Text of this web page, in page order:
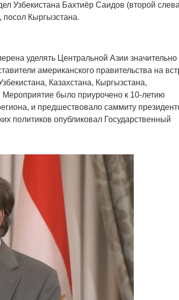
Узбекистана Бахтиёр Саидов (второй
Кыргызстана.
уделять Центральной Азии значительно
американского правительства на
Казахстана, Кыргызстана,
было приурочено к 10-летию
и предшествовало саммиту
политиков опубликовал Государственный